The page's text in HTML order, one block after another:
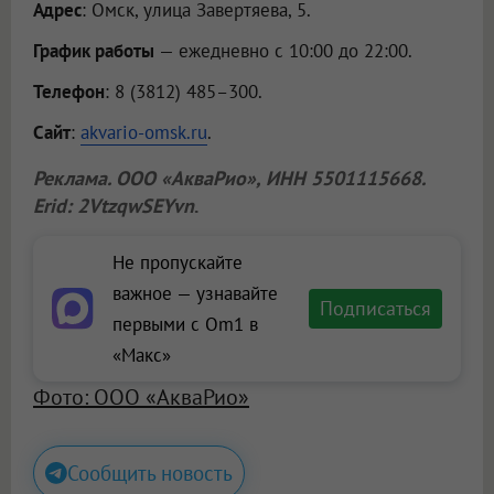
Адрес: Омск, улица Завертяева, 5.
График работы — ежедневно с 10:00 до 22:00.
Телефон: 8 (3812) 485–300.
Сайт: akvario-omsk.ru.
Реклама. ООО «АкваРио», ИНН 5501115668.
Erid: 2VtzqwSEYvn.
Не пропускайте
важное — узнавайте
первыми с Om1 в
«Макс»
Подписаться
Фото: ООО «АкваРио»
Сообщить новость